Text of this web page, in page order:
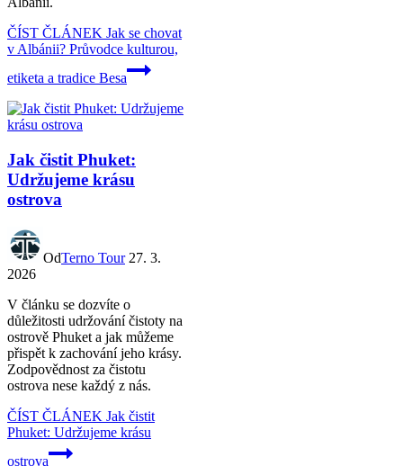
ČÍST ČLÁNEK Jak se chovat
v Albánii? Průvodce kulturou,
etiketa a tradice Besa
Jak čistit Phuket:
Udržujeme krásu
ostrova
OdTerno Tour 27. 3.
2026
V článku se dozvíte o
důležitosti udržování čistoty na
ostrově Phuket a jak můžeme
přispět k zachování jeho krásy.
Zodpovědnost za čistotu
ostrova nese každý z nás.
ČÍST ČLÁNEK Jak čistit
Phuket: Udržujeme krásu
ostrova